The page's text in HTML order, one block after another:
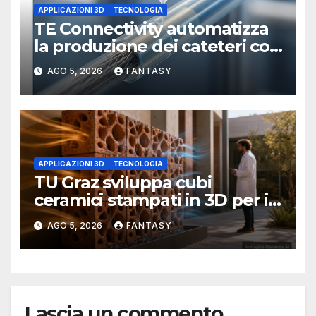
APPLICAZIONI 3D TECNOLOGIA
TE Connectivity automatizza
la produzione dei cateteri con
la stampa 3D
AGO 5, 2026 FANTASY
APPLICAZIONI 3D TECNOLOGIA
TU Graz sviluppa cubi
ceramici stampati in 3D per il
raffrescamento evaporativo
AGO 5, 2026 FANTASY